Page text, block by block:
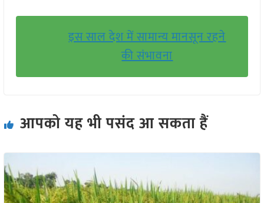
इस साल देश में सामान्य मानसून रहने
की संभावना
आपको यह भी पसंद आ सकता हैं